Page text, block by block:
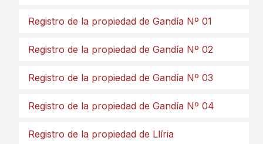
Registro de la propiedad de Gandía Nº 01
Registro de la propiedad de Gandía Nº 02
Registro de la propiedad de Gandía Nº 03
Registro de la propiedad de Gandía Nº 04
Registro de la propiedad de Llíria